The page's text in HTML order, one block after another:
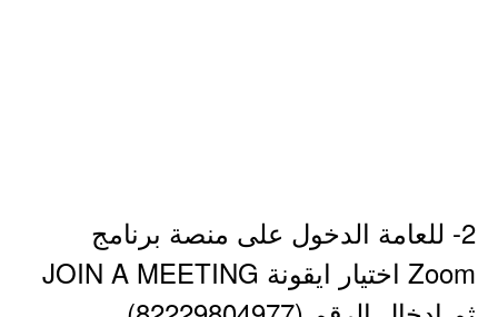
2- للعامة الدخول على منصة برنامج
Zoom اختيار ايقونة JOIN A MEETING